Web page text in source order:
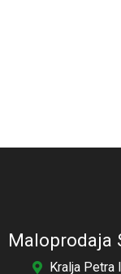
Maloprodaja
Kralja